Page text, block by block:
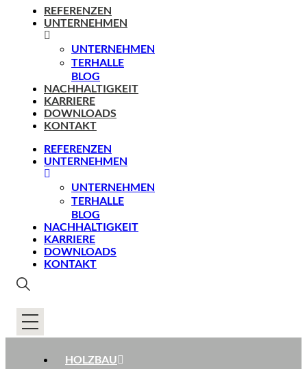
REFERENZEN
UNTERNEHMEN
UNTERNEHMEN
TERHALLE
BLOG
NACHHALTIGKEIT
KARRIERE
DOWNLOADS
KONTAKT
REFERENZEN
UNTERNEHMEN
UNTERNEHMEN
TERHALLE
BLOG
NACHHALTIGKEIT
KARRIERE
DOWNLOADS
KONTAKT
HOLZBAU